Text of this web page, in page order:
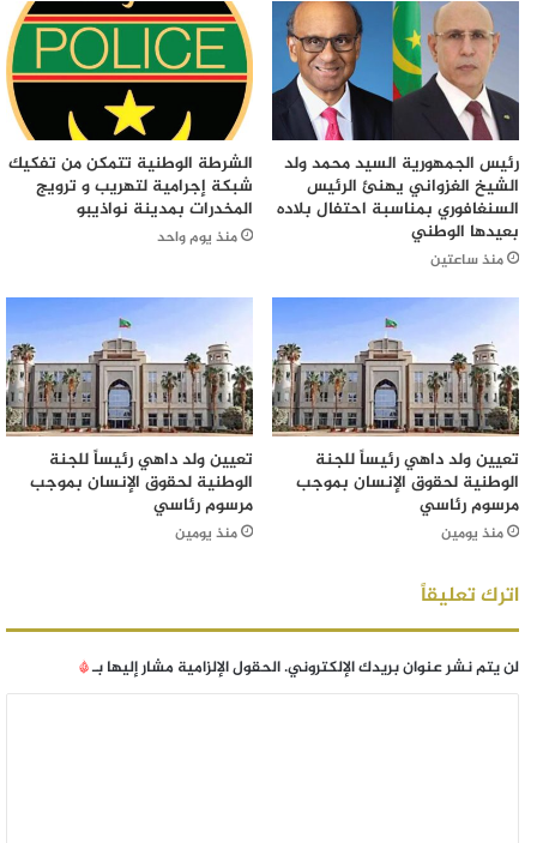
رئيس الجمهورية السيد محمد ولد
الشيخ الغزواني يهنئ الرئيس
السنغافوري بمناسبة احتفال بلاده
بعيدها الوطني
منذ ساعتين
الشرطة الوطنية تتمكن من تفكيك
شبكة إجرامية لتهريب و ترويج
المخدرات بمدينة نواذيبو
منذ يوم واحد
تعيين ولد داهي رئيساً للجنة
الوطنية لحقوق الإنسان بموجب
مرسوم رئاسي
منذ يومين
تعيين ولد داهي رئيساً للجنة
الوطنية لحقوق الإنسان بموجب
مرسوم رئاسي
منذ يومين
اترك تعليقاً
لن يتم نشر عنوان بريدك الإلكتروني.الحقول الإلزامية مشار إليها بـ*